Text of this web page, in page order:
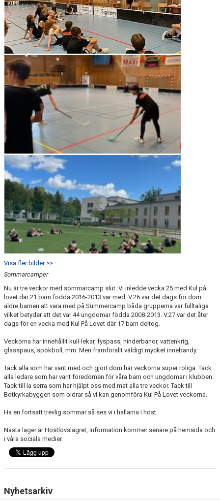
Visa fler bilder >>
Sommarcamper
Nu är tre veckor med sommarcamp slut. Vi inledde vecka 25 med Kul på
lovet där 21 barn födda 2016-2013 var med. V.26 var det dags för dom
äldre barnen att vara med på Summercamp båda grupperna var fulltaliga
vilket betyder att det var 44 ungdomar födda 2008-2013. V.27 var det åter
dags för en vecka med Kul På Lovet där 17 barn deltog.
Veckorna har innehållit kull-lekar, fyspass, hinderbanor, vattenkrig,
glasspaus, spökboll, mm. Men framförallt väldigt mycket innebandy.
Tack alla som har varit med och gjort dom här veckorna super roliga. Tack
alla ledare som har varit föredömen för våra barn och ungdomar i klubben.
Tack till la serra som har hjälpt oss med mat alla tre veckor. Tack till
Botkyrkabyggen som bidrar så vi kan genomföra Kul På Lovet veckorna.
Ha en fortsatt trevlig sommar så ses vi i hallarna i höst.
Nästa läger är Höstlovslägret, information kommer senare på hemsida och
i våra sociala medier.
Nyhetsarkiv